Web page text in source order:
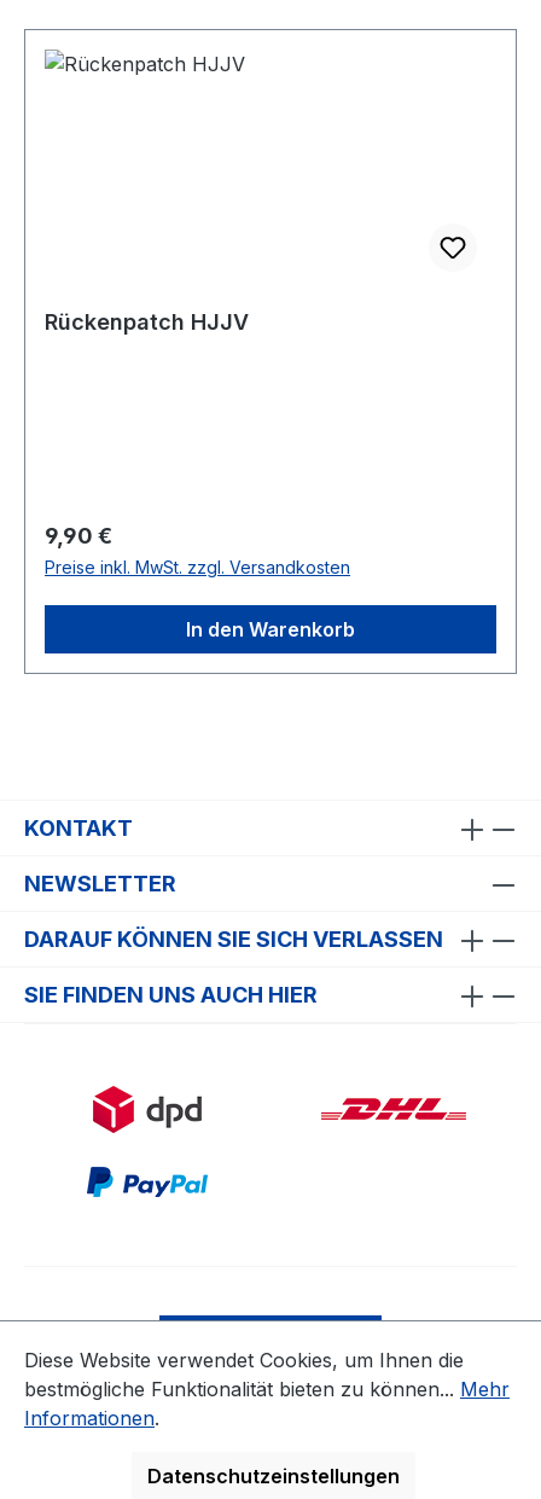
Rückenpatch HJJV
Regulärer Preis:
9,90 €
Preise inkl. MwSt. zzgl. Versandkosten
In den Warenkorb
KONTAKT
NEWSLETTER
DARAUF KÖNNEN SIE SICH VERLASSEN
SIE FINDEN UNS AUCH HIER
* Alle Preise inkl. gesetzl. Mehrwertsteuer zzgl.
Diese Website verwendet Cookies, um Ihnen die
bestmögliche Funktionalität bieten zu können... Mehr
Informationen.
Datenschutzeinstellungen